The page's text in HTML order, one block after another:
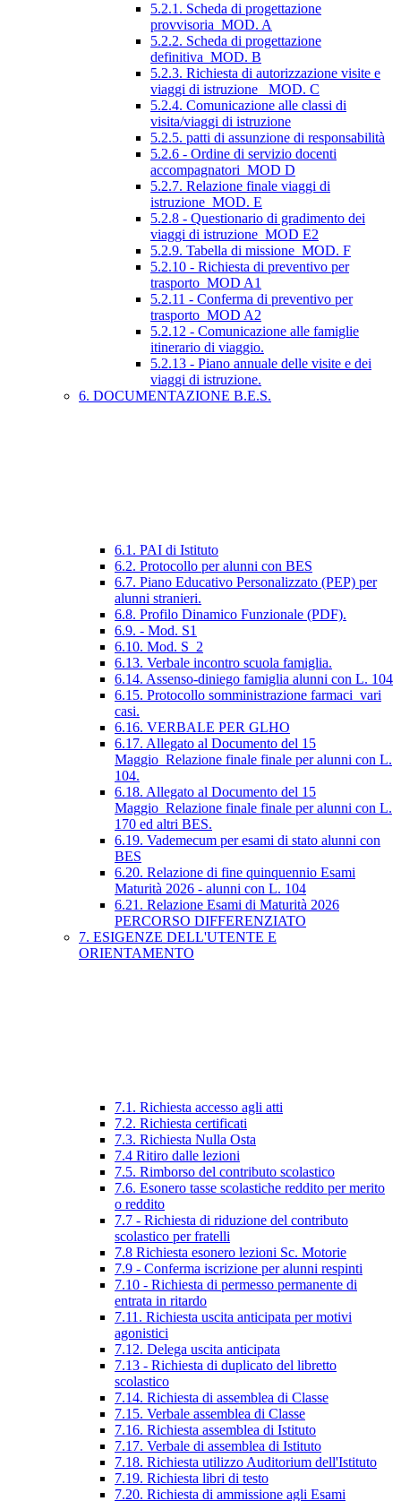
5.2.1. Scheda di progettazione
provvisoria_MOD. A
5.2.2. Scheda di progettazione
definitiva_MOD. B
5.2.3. Richiesta di autorizzazione visite e
viaggi di istruzione_ MOD. C
5.2.4. Comunicazione alle classi di
visita/viaggi di istruzione
5.2.5. patti di assunzione di responsabilità
5.2.6 - Ordine di servizio docenti
accompagnatori_MOD D
5.2.7. Relazione finale viaggi di
istruzione_MOD. E
5.2.8 - Questionario di gradimento dei
viaggi di istruzione_MOD E2
5.2.9. Tabella di missione_MOD. F
5.2.10 - Richiesta di preventivo per
trasporto_MOD A1
5.2.11 - Conferma di preventivo per
trasporto_MOD A2
5.2.12 - Comunicazione alle famiglie
itinerario di viaggio.
5.2.13 - Piano annuale delle visite e dei
viaggi di istruzione.
6. DOCUMENTAZIONE B.E.S.
6.1. PAI di Istituto
6.2. Protocollo per alunni con BES
6.7. Piano Educativo Personalizzato (PEP) per
alunni stranieri.
6.8. Profilo Dinamico Funzionale (PDF).
6.9. - Mod. S1
6.10. Mod. S_2
6.13. Verbale incontro scuola famiglia.
6.14. Assenso-diniego famiglia alunni con L. 104
6.15. Protocollo somministrazione farmaci_vari
casi.
6.16. VERBALE PER GLHO
6.17. Allegato al Documento del 15
Maggio_Relazione finale finale per alunni con L.
104.
6.18. Allegato al Documento del 15
Maggio_Relazione finale finale per alunni con L.
170 ed altri BES.
6.19. Vademecum per esami di stato alunni con
BES
6.20. Relazione di fine quinquennio Esami
Maturità 2026 - alunni con L. 104
6.21. Relazione Esami di Maturità 2026
PERCORSO DIFFERENZIATO
7. ESIGENZE DELL'UTENTE E
ORIENTAMENTO
7.1. Richiesta accesso agli atti
7.2. Richiesta certificati
7.3. Richiesta Nulla Osta
7.4 Ritiro dalle lezioni
7.5. Rimborso del contributo scolastico
7.6. Esonero tasse scolastiche reddito per merito
o reddito
7.7 - Richiesta di riduzione del contributo
scolastico per fratelli
7.8 Richiesta esonero lezioni Sc. Motorie
7.9 - Conferma iscrizione per alunni respinti
7.10 - Richiesta di permesso permanente di
entrata in ritardo
7.11. Richiesta uscita anticipata per motivi
agonistici
7.12. Delega uscita anticipata
7.13 - Richiesta di duplicato del libretto
scolastico
7.14. Richiesta di assemblea di Classe
7.15. Verbale assemblea di Classe
7.16. Richiesta assemblea di Istituto
7.17. Verbale di assemblea di Istituto
7.18. Richiesta utilizzo Auditorium dell'Istituto
7.19. Richiesta libri di testo
7.20. Richiesta di ammissione agli Esami